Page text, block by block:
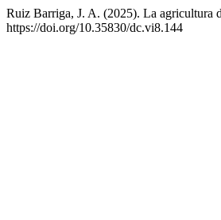
Ruiz Barriga, J. A. (2025). La agricultura
https://doi.org/10.35830/dc.vi8.144